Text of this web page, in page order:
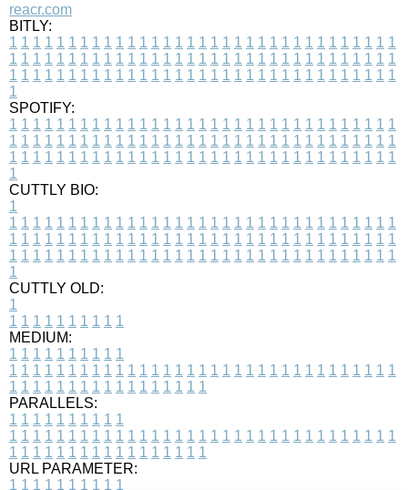
reacr.com
BITLY:
1 1 1 1 1 1 1 1 1 1 1 1 1 1 1 1 1 1 1 1 1 1 1 1 1 1 1 1 1 1 1 1 1
1 1 1 1 1 1 1 1 1 1 1 1 1 1 1 1 1 1 1 1 1 1 1 1 1 1 1 1 1 1 1 1 1
1 1 1 1 1 1 1 1 1 1 1 1 1 1 1 1 1 1 1 1 1 1 1 1 1 1 1 1 1 1 1 1 1
1
SPOTIFY:
1 1 1 1 1 1 1 1 1 1 1 1 1 1 1 1 1 1 1 1 1 1 1 1 1 1 1 1 1 1 1 1 1
1 1 1 1 1 1 1 1 1 1 1 1 1 1 1 1 1 1 1 1 1 1 1 1 1 1 1 1 1 1 1 1 1
1 1 1 1 1 1 1 1 1 1 1 1 1 1 1 1 1 1 1 1 1 1 1 1 1 1 1 1 1 1 1 1 1
1
CUTTLY BIO:
1
1 1 1 1 1 1 1 1 1 1 1 1 1 1 1 1 1 1 1 1 1 1 1 1 1 1 1 1 1 1 1 1 1
1 1 1 1 1 1 1 1 1 1 1 1 1 1 1 1 1 1 1 1 1 1 1 1 1 1 1 1 1 1 1 1 1
1 1 1 1 1 1 1 1 1 1 1 1 1 1 1 1 1 1 1 1 1 1 1 1 1 1 1 1 1 1 1 1 1
1
CUTTLY OLD:
1
1 1 1 1 1 1 1 1 1 1
MEDIUM:
1 1 1 1 1 1 1 1 1 1
1 1 1 1 1 1 1 1 1 1 1 1 1 1 1 1 1 1 1 1 1 1 1 1 1 1 1 1 1 1 1 1 1
1 1 1 1 1 1 1 1 1 1 1 1 1 1 1 1 1
PARALLELS:
1 1 1 1 1 1 1 1 1 1
1 1 1 1 1 1 1 1 1 1 1 1 1 1 1 1 1 1 1 1 1 1 1 1 1 1 1 1 1 1 1 1 1
1 1 1 1 1 1 1 1 1 1 1 1 1 1 1 1 1
URL PARAMETER:
1 1 1 1 1 1 1 1 1 1